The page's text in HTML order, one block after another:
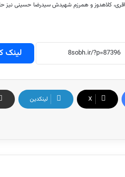
کلاهدوز و همرزم شهیدش سیدرضا حسینی نیز
لینک
X لینکدین